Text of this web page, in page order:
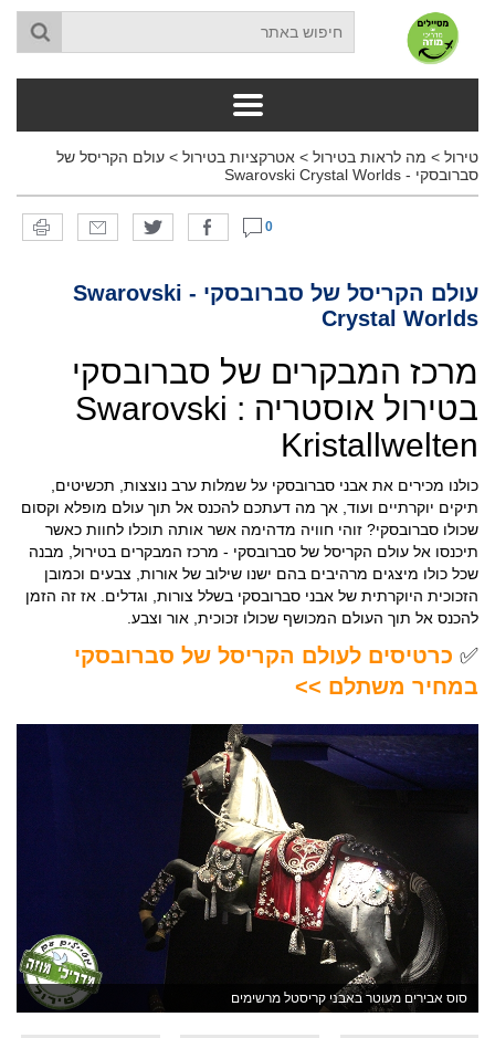
טירול > מה לראות בטירול > אטרקציות בטירול > עולם הקריסל של
סברובסקי - Swarovski Crystal Worlds
0
עולם הקריסל של סברובסקי - Swarovski
Crystal Worlds
מרכז המבקרים של סברובסקי
בטירול אוסטריה : Swarovski
Kristallwelten
כולנו מכירים את אבני סברובסקי על שמלות ערב נוצצות, תכשיטים,
תיקים יוקרתיים ועוד, אך מה דעתכם להכנס אל תוך עולם מופלא וקסום
שכולו סברובסקי? זוהי חוויה מדהימה אשר אותה תוכלו לחוות כאשר
תיכנסו אל עולם הקריסל של סברובסקי - מרכז המבקרים בטירול, מבנה
שכל כולו מיצגים מרהיבים בהם ישנו שילוב של אורות, צבעים וכמובן
הזכוכית היוקרתית של אבני סברובסקי בשלל צורות, וגדלים. אז זה הזמן
להכנס אל תוך העולם המכושף שכולו זכוכית, אור וצבע.
✅ כרטיסים לעולם הקריסל של סברובסקי
במחיר משתלם >>
סוס אבירים מעוטר באבני קריסטל מרשימים